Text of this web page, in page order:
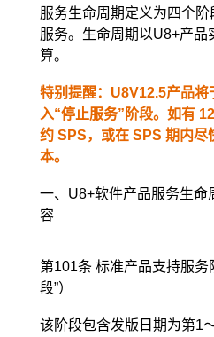
服务生命周期定义为四个
服务。生命周期以U8+产品
算。
特别提醒：U8V12.5产品
入“停止服务”阶段。如有
约 SPS，或在 SPS 期内尽
本。
一、U8+软件产品服务生命
容
第101条 标准产品支持服务
段”）
该阶段包含发版日期为第1